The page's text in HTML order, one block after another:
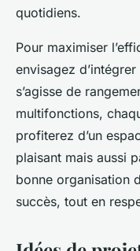
quotidiens.
Pour maximiser
envisagez
s’agisse de
multifonctions,
profiterez d’un
plaisant mais aussi
bonne organisation
succès, tout en